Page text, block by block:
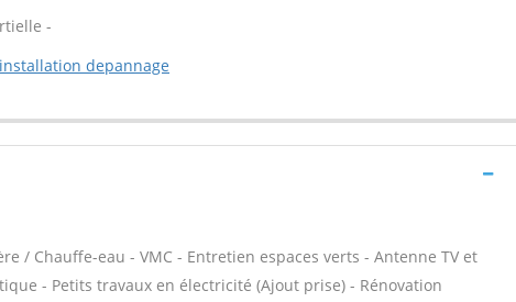
-
depannage
/ Chauffe-eau - VMC - Entretien espaces verts - Antenne TV et
- Petits travaux en électricité (Ajout prise) - Rénovation